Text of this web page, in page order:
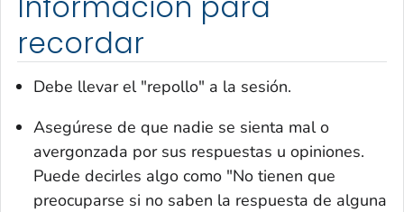
recordar
Debe llevar el "repollo" a la sesión.
Asegúrese de que nadie se sienta mal o
avergonzada por sus respuestas u opiniones.
Puede decirles algo como "No tienen que
preocuparse si no saben la respuesta de alguna